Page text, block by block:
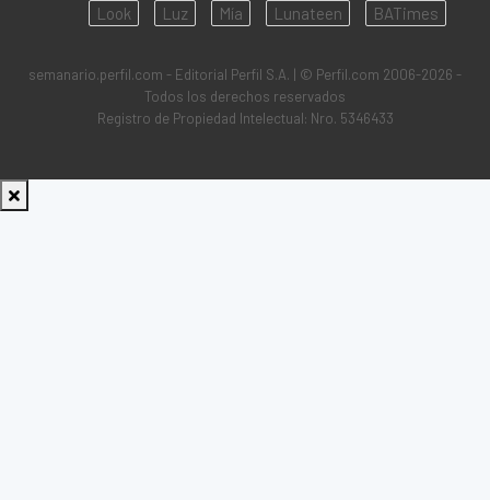
Look
Luz Mía Lunateen BATimes
semanario.perfil.com - Editorial Perfil S.A. | © Perfil.com 2006-2026 -
Todos los derechos reservados
Registro de Propiedad Intelectual: Nro. 5346433